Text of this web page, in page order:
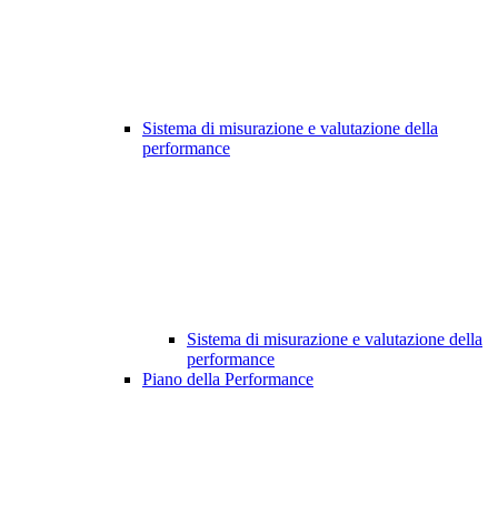
Sistema di misurazione e valutazione della
performance
Sistema di misurazione e valutazione della
performance
Piano della Performance